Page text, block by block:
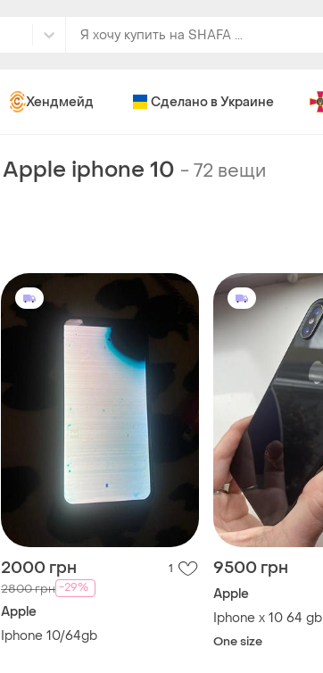
Хендмейд Сделано в Украине
Apple iphone 10 -72 вещи
2000 грн 1
2800 грн -29%
Apple
Iphone 10/64gb
9500 грн
Apple
Iphone x 10 64 gb
One size